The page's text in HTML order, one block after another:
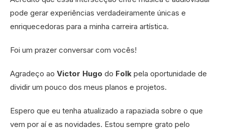
pode gerar experiências verdadeiramente únicas e
enriquecedoras para a minha carreira artística.
Foi um prazer conversar com vocês!
Agradeço ao Victor Hugo do Folk pela oportunidade de
dividir um pouco dos meus planos e projetos.
Espero que eu tenha atualizado a rapaziada sobre o que
vem por aí e as novidades. Estou sempre grato pelo